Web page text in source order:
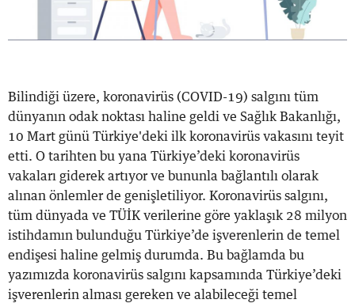
Bilindiği üzere, koronavirüs (COVID-19) salgını tüm
dünyanın odak noktası haline geldi ve Sağlık Bakanlığı,
10 Mart günü Türkiye'deki ilk koronavirüs vakasını teyit
etti. O tarihten bu yana Türkiye’deki koronavirüs
vakaları giderek artıyor ve bununla bağlantılı olarak
alınan önlemler de genişletiliyor. Koronavirüs salgını,
tüm dünyada ve TÜİK verilerine göre yaklaşık 28 milyon
istihdamın bulunduğu Türkiye’de işverenlerin de temel
endişesi haline gelmiş durumda. Bu bağlamda bu
yazımızda koronavirüs salgını kapsamında Türkiye’deki
işverenlerin alması gereken ve alabileceği temel